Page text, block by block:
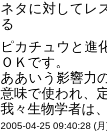
ネタに対してレ
る
ピカチュウと進
ＯＫです。
ああいう影響力
意味で使われ、
我々生物学者は
2005-04-25 09:40:28 (